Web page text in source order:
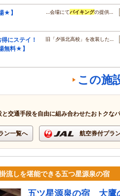
★】 …会場にてバイキングの提供…
にステイ！
無料★】
旧「夕張北高校」を改装した…
この施
と交通手段を自由に組み合わせたおトクな
ン一覧へ 航空券付プラ
流しを堪能できる五つ星源泉の宿
五ツ星源泉の宿 大鷹